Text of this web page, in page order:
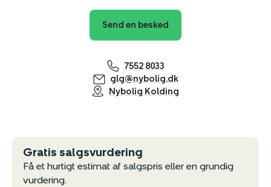
Send en besked
7552 8033
glg@nybolig.dk
Nybolig Kolding
Gratis salgsvurdering
Få et hurtigt estimat af salgspris eller en grundig
vurdering.